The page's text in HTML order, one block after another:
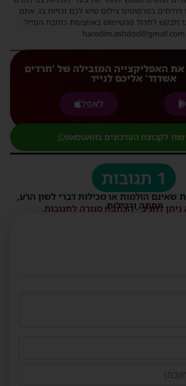
זיהיתים בפרסומינו צילום שיש לכם זכויות בו, אתם
ולבקש לחדול מהשימוש באמצעות כתובת המייל:
haredim.ashdod@gmail.com
את האפליקצייה המובילה של 'חרדים
אשדוד' אליכם לנייד
לאפל
לקבוצת העדכונים בוואטסאפ
1 תגובות
שאינם הולמות או מכילות דברי לשון הרע,
הסתה ורכילות.
ניתן להגיב - הכתבה סגורה לתגובות.